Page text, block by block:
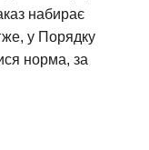
набирає
у Порядку
норма, за